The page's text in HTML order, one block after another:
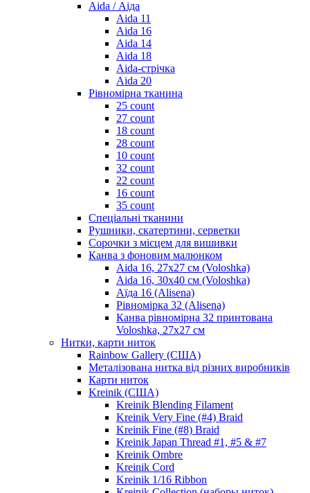
Aida / Аіда
Aida 11
Aida 16
Aida 14
Aida 18
Aida-стрічка
Aida 20
Рівномірна тканина
25 count
27 count
18 count
28 count
10 count
32 count
22 count
16 count
35 count
Спеціальні тканини
Рушники, скатертини, серветки
Сорочки з місцем для вишивки
Канва з фоновим малюнком
Aida 16, 27х27 см (Voloshka)
Aida 16, 30х40 см (Voloshka)
Аїда 16 (Alisena)
Рівномірка 32 (Alisena)
Канва рівномірна 32 принтована
Voloshka, 27х27 см
Нитки, карти ниток
Rainbow Gallery (США)
Металізована нитка від різних виробників
Карти ниток
Kreinik (США)
Kreinik Blending Filament
Kreinik Very Fine (#4) Braid
Kreinik Fine (#8) Braid
Kreinik Japan Thread #1, #5 & #7
Kreinik Ombre
Kreinik Cord
Kreinik 1/16 Ribbon